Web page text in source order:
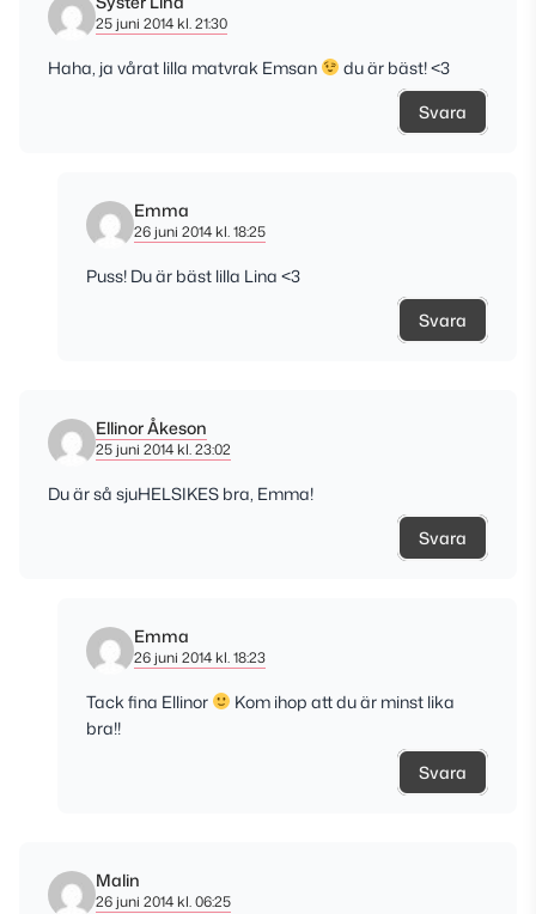
25 juni 2014 kl. 21:30
Haha, ja vårat lilla matvrak Emsan
du är bäst! <3
Svara
Emma
26 juni 2014 kl. 18:25
Puss! Du är bäst lilla Lina <3
Svara
Ellinor Åkeson
25 juni 2014 kl. 23:02
Du är så sjuHELSIKES bra, Emma!
Svara
Emma
26 juni 2014 kl. 18:23
Tack fina Ellinor
Kom ihop att du är minst lika
bra!!
Svara
Malin
26 juni 2014 kl. 06:25